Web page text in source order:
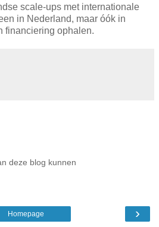
scale-ups met internationale
in Nederland, maar óók in
financiering ophalen.
deze blog kunnen
›
Homepage